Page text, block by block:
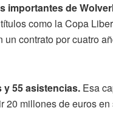
importantes de
como la Copa
contrato por cuatro
y 55 asistencias. Esa
millones de euros